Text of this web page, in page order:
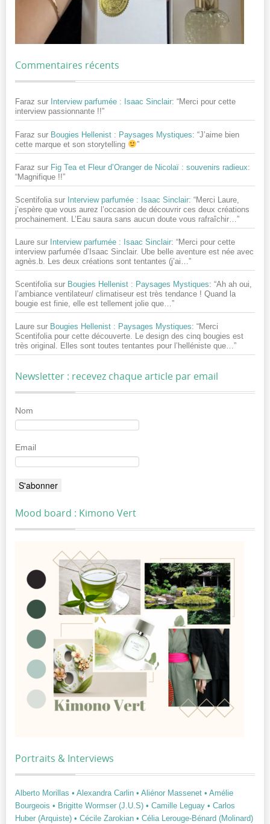
Commentaires récents
Faraz sur Interview parfumée : Isaac Sinclair: “Merci pour cette
interview passionnante !!”
Faraz sur Bougies Hellenist : Paysages Mystiques: “J’aime bien
cette marque et son storytelling
”
Faraz sur Fig Tea et Fleur d’Oranger de Nicolaï : souvenirs radieux:
“Magnifique !!”
Scentifolia sur Interview parfumée : Isaac Sinclair: “Merci Laure,
j’espère que vous aurez l’occasion de découvrir ces deux créations
prochainement. L’Eau saura sans aucun doute vous rafraîchir… ”
Laure sur Interview parfumée : Isaac Sinclair: “Merci pour cette
interview parfumée d’Isaac Sinclair. Ube belle aventure est née avec
agnès.b. Les deux créations sont tentantes (j’ai… ”
Scentifolia sur Bougies Hellenist : Paysages Mystiques: “Ah ah oui,
l’ambiance ventilateur/ climatiseur est très tendance ! Quand la
bougie est finie, elle est tellement jolie que… ”
Laure sur Bougies Hellenist : Paysages Mystiques: “Merci
Scentifolia pour cette découverte. Le design des cinq bougies est
très original. Elles sont toutes tentantes pour l’helléniste que…”
Newsletter : recevez chaque article par email
Nom
Email
Mood board : Kimono Vert
Portraits & Interviews
Alberto Morillas • Alexandra Carlin • Aliénor Massenet • Amélie
Bourgeois • Brigitte Wormser (J.U.S) • Camille Leguay • Carlos
Huber (Arquiste) • Cécile Zarokian • Célia Lerouge-Bénard (Molinard)